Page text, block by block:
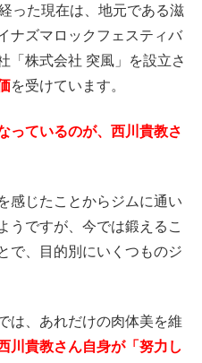
った現在は、地元である滋
ナズマロックフェスティバ
「株式会社 突風」を設立さ
を受けています。
っているのが、西川貴教さ
感じたことからジムに通い
うですが、今では鍛えるこ
で、目的別にいくつものジ
は、あれだけの肉体美を維
川貴教さん自身が「努力し